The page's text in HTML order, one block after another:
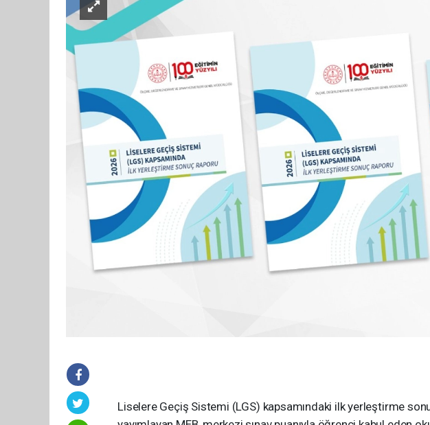
Liselere Geçiş Sistemi (LGS) kapsamındaki ilk yerleştirme